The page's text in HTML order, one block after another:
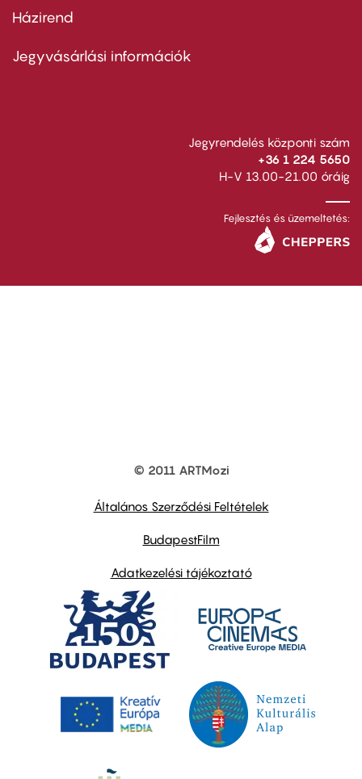
Footer
second
Házirend
Jegyvásárlási információk
Jegyrendelés központi szám
+36 1 224 5650
H-V 13.00-21.00 óráig
Fejlesztés és üzemeltetés:
© 2011 ARTMozi
Általános Szerződési Feltételek
BudapestFilm
Adatkezelési tájékoztató